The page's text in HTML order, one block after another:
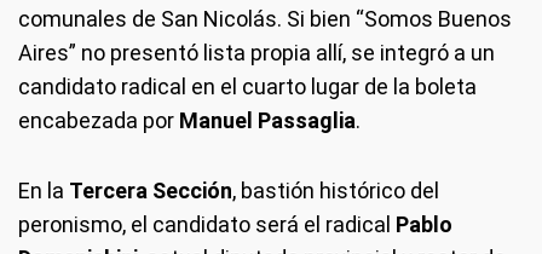
comunales de San Nicolás. Si bien “Somos Buenos
Aires” no presentó lista propia allí, se integró a un
candidato radical en el cuarto lugar de la boleta
encabezada por Manuel Passaglia.
En la Tercera Sección, bastión histórico del
peronismo, el candidato será el radical Pablo